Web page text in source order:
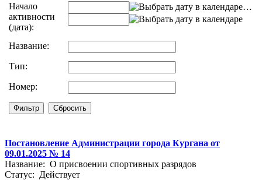
Начало
активности
(дата):
…
Название:
Тип:
Номер:
Постановление Администрации города Кургана от
09.01.2025 № 14
Название: О присвоении спортивных разрядов
Статус: Действует